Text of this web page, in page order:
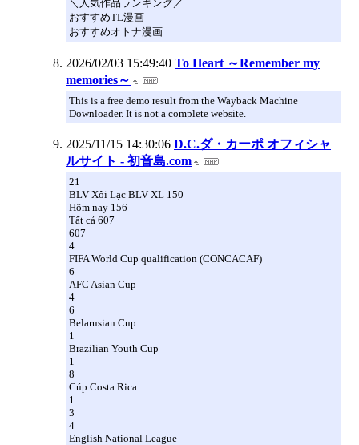
＼人気作品ランキング／
おすすめTL漫画
おすすめオトナ漫画
2026/02/03 15:49:40 To Heart ～Remember my
memories～
This is a free demo result from the Wayback Machine
Downloader. It is not a complete website.
2025/11/15 14:30:06 D.C.ダ・カーポ オフィシャ
ルサイト - 初音島.com
21
BLV Xôi Lạc BLV XL 150
Hôm nay 156
Tất cả 607
607
4
FIFA World Cup qualification (CONCACAF)
6
AFC Asian Cup
4
6
Belarusian Cup
1
Brazilian Youth Cup
1
8
Cúp Costa Rica
1
3
4
English National League